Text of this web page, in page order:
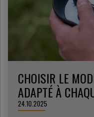
CHOISIR LE
ADAPTÉ À
24.10.2025